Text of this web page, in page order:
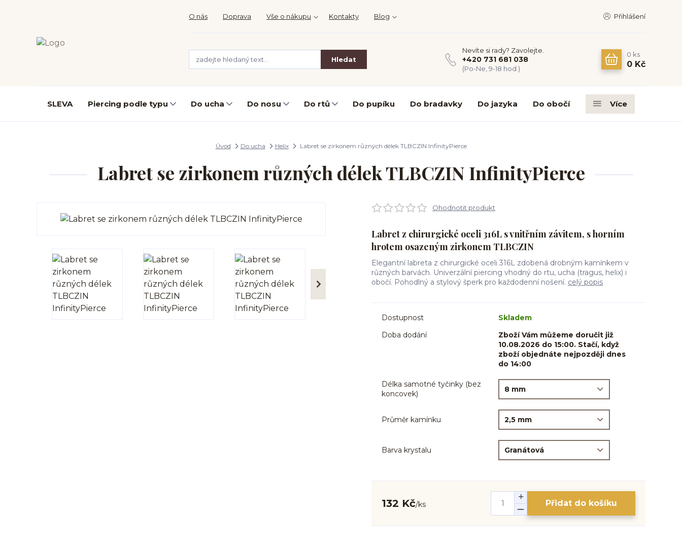
O nás Doprava Vše o nákupu Kontakty Blog Přihlášení
Hledat
Nevíte si rady? Zavolejte.
+420 731 681 038
(Po-Ne, 9-18 hod.)
0 ks
0 Kč
SLEVA Piercing podle typu Do ucha Do nosu Do rtů Do pupíku Do bradavky Do jazyka Do obočí Více
Úvod Do ucha Helix Labret se zirkonem různých délek TLBCZIN InfinityPierce
Labret se zirkonem různých délek TLBCZIN InfinityPierce
Ohodnotit produkt
Labret z chirurgické oceli 316L s vnitřním závitem, s horním
hrotem osazeným zirkonem TLBCZIN
Elegantní labreta z chirurgické oceli 316L zdobená drobným kamínkem v
různých barvách. Univerzální piercing vhodný do rtu, ucha (tragus, helix) i
obočí. Pohodlný a stylový šperk pro každodenní nošení. celý popis
Dostupnost
Skladem
Doba dodání
Zboží Vám můžeme doručit již
10.08.2026 do 15:00. Stačí, když
zboží objednáte nejpozději dnes
do 14:00
Délka samotné tyčinky (bez
koncovek)
Průměr kamínku
Barva krystalu
132 Kč/ks Přidat do košíku